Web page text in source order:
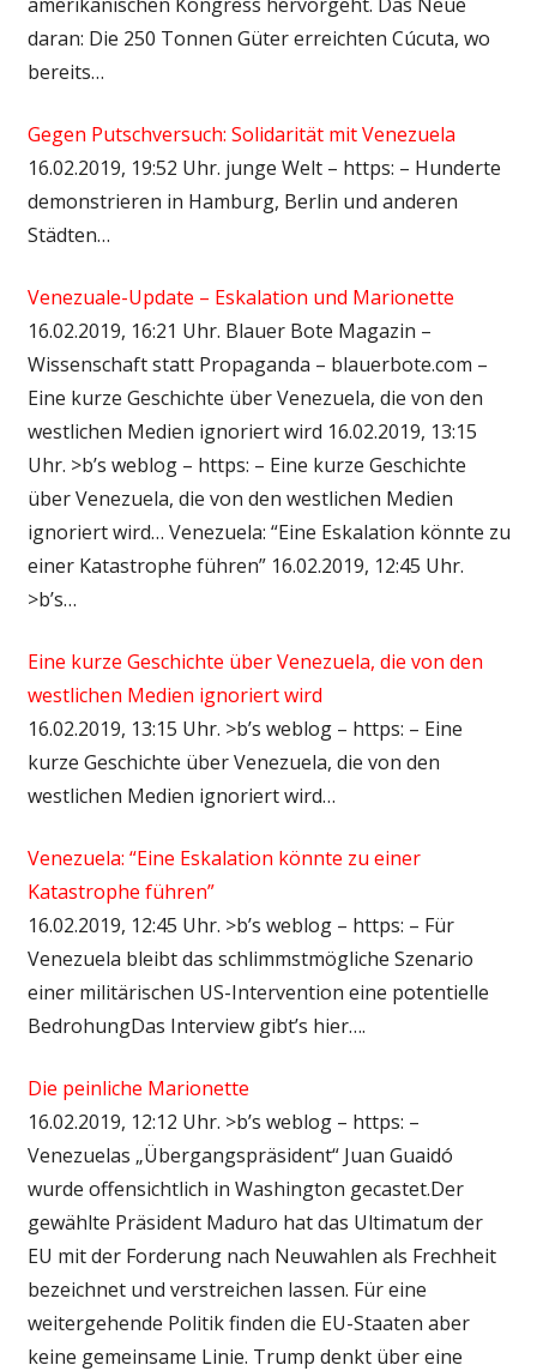
daran: Die 250 Tonnen Güter erreichten Cúcuta, wo
bereits…
Gegen Putschversuch: Solidarität mit Venezuela
16.02.2019, 19:52 Uhr. junge Welt – https: – Hunderte
demonstrieren in Hamburg, Berlin und anderen
Städten…
Venezuale-Update – Eskalation und Marionette
16.02.2019, 16:21 Uhr. Blauer Bote Magazin –
Wissenschaft statt Propaganda – blauerbote.com –
Eine kurze Geschichte über Venezuela, die von den
westlichen Medien ignoriert wird 16.02.2019, 13:15
Uhr. >b’s weblog – https: – Eine kurze Geschichte
über Venezuela, die von den westlichen Medien
ignoriert wird… Venezuela: “Eine Eskalation könnte zu
einer Katastrophe führen” 16.02.2019, 12:45 Uhr.
>b’s…
Eine kurze Geschichte über Venezuela, die von den
westlichen Medien ignoriert wird
16.02.2019, 13:15 Uhr. >b’s weblog – https: – Eine
kurze Geschichte über Venezuela, die von den
westlichen Medien ignoriert wird…
Venezuela: “Eine Eskalation könnte zu einer
Katastrophe führen”
16.02.2019, 12:45 Uhr. >b’s weblog – https: – Für
Venezuela bleibt das schlimmstmögliche Szenario
einer militärischen US-Intervention eine potentielle
BedrohungDas Interview gibt’s hier….
Die peinliche Marionette
16.02.2019, 12:12 Uhr. >b’s weblog – https: –
Venezuelas „Übergangspräsident“ Juan Guaidó
wurde offensichtlich in Washington gecastet.Der
gewählte Präsident Maduro hat das Ultimatum der
EU mit der Forderung nach Neuwahlen als Frechheit
bezeichnet und verstreichen lassen. Für eine
weitergehende Politik finden die EU-Staaten aber
keine gemeinsame Linie. Trump denkt über eine